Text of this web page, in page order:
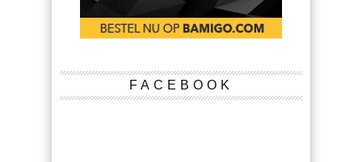
FACEBOOK